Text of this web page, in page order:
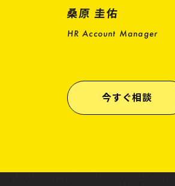
桑原 圭佑
HR Account Manager
今すぐ相談